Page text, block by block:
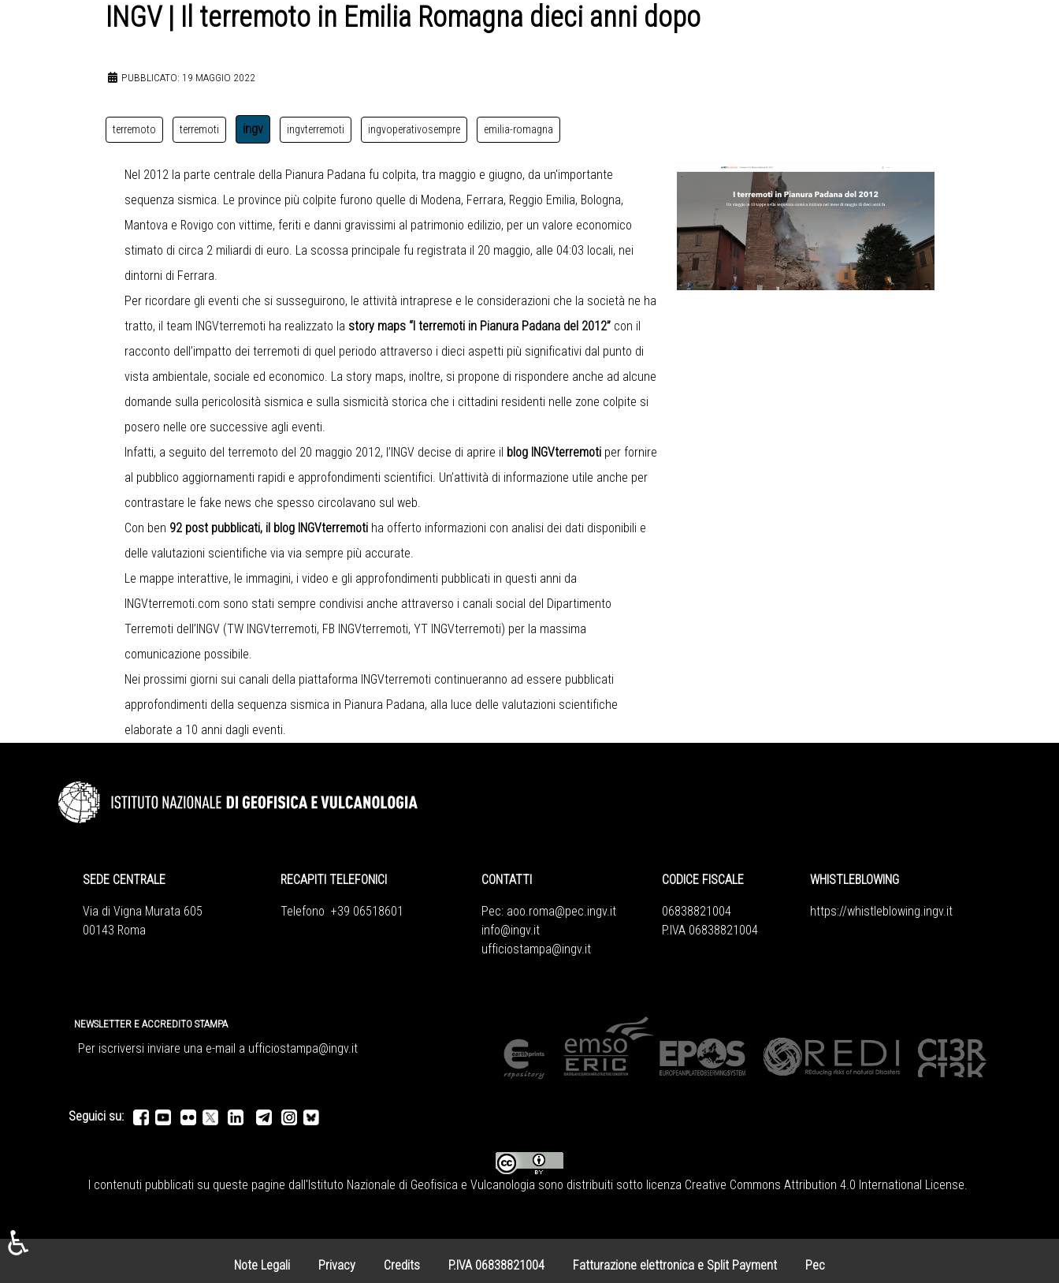
INGV | Il terremoto in Emilia Romagna dieci anni dopo
PUBBLICATO: 19 MAGGIO 2022
terremoto terremoti ingv ingvterremoti ingvoperativosempre emilia-romagna
Nel 2012 la parte centrale della Pianura Padana fu colpita, tra maggio e giugno, da un'importante
sequenza sismica. Le province più colpite furono quelle di Modena, Ferrara, Reggio Emilia, Bologna,
Mantova e Rovigo con vittime, feriti e danni gravissimi al patrimonio edilizio, per un valore economico
stimato di circa 2 miliardi di euro. La scossa principale fu registrata il 20 maggio, alle 04:03 locali, nei
dintorni di Ferrara.
Per ricordare gli eventi che si susseguirono, le attività intraprese e le considerazioni che la società ne ha
tratto, il team INGVterremoti ha realizzato la story maps “I terremoti in Pianura Padana del 2012” con il
racconto dell’impatto dei terremoti di quel periodo attraverso i dieci aspetti più significativi dal punto di
vista ambientale, sociale ed economico. La story maps, inoltre, si propone di rispondere anche ad alcune
domande sulla pericolosità sismica e sulla sismicità storica che i cittadini residenti nelle zone colpite si
posero nelle ore successive agli eventi.
Infatti, a seguito del terremoto del 20 maggio 2012, l’INGV decise di aprire il blog INGVterremoti per fornire
al pubblico aggiornamenti rapidi e approfondimenti scientifici. Un’attività di informazione utile anche per
contrastare le fake news che spesso circolavano sul web.
Con ben 92 post pubblicati, il blog INGVterremoti ha offerto informazioni con analisi dei dati disponibili e
delle valutazioni scientifiche via via sempre più accurate.
Le mappe interattive, le immagini, i video e gli approfondimenti pubblicati in questi anni da
INGVterremoti.com sono stati sempre condivisi anche attraverso i canali social del Dipartimento
Terremoti dell’INGV (TW INGVterremoti, FB INGVterremoti, YT INGVterremoti) per la massima
comunicazione possibile.
Nei prossimi giorni sui canali della piattaforma INGVterremoti continueranno ad essere pubblicati
approfondimenti della sequenza sismica in Pianura Padana, alla luce delle valutazioni scientifiche
elaborate a 10 anni dagli eventi.
SEDE CENTRALE
Via di Vigna Murata 605
00143 Roma
RECAPITI TELEFONICI
Telefono +39 06518601
CONTATTI
Pec: aoo.roma@pec.ingv.it
info@ingv.it
ufficiostampa@ingv.it
CODICE FISCALE
06838821004
P.IVA 06838821004
WHISTLEBLOWING
https://whistleblowing.ingv.it
NEWSLETTER E ACCREDITO STAMPA
Per iscriversi inviare una e-mail a ufficiostampa@ingv.it
Seguici su:
I contenuti pubblicati su queste pagine dall'Istituto Nazionale di Geofisica e Vulcanologia sono distribuiti sotto licenza Creative Commons Attribution 4.0 International License.
Note Legali Privacy Credits P.IVA 06838821004 Fatturazione elettronica e Split Payment Pec